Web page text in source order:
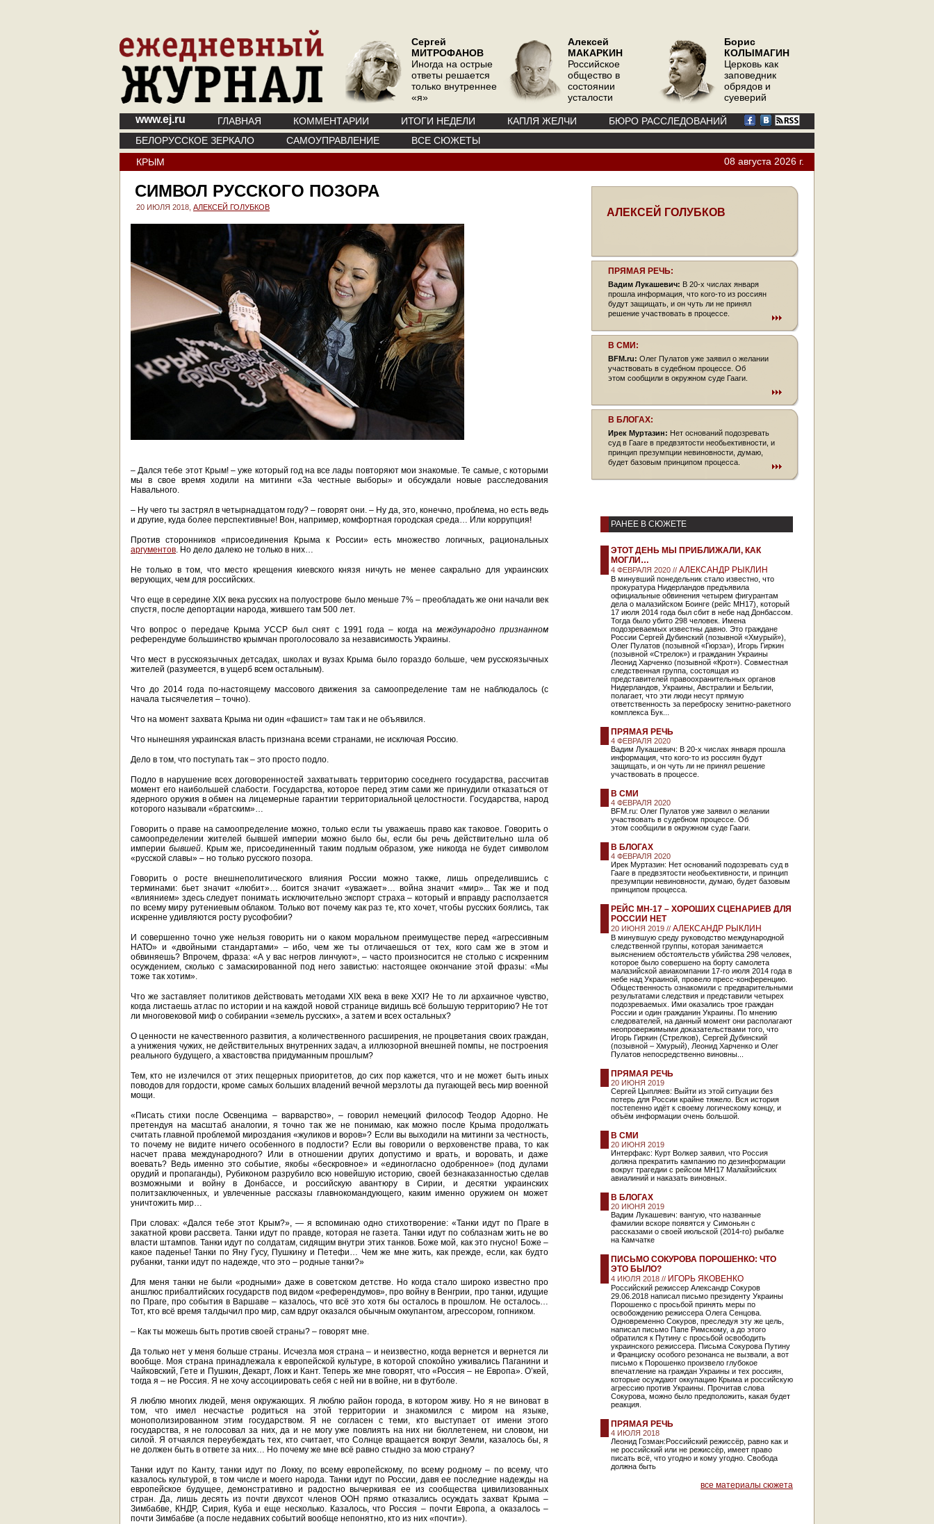
Сергей
МИТРОФАНОВ
Иногда на острые
ответы решается
только внутреннее
«я»
Алексей
МАКАРКИН
Российское
общество в
состоянии
усталости
Борис
КОЛЫМАГИН
Церковь как
заповедник
обрядов и
суеверий
www.ej.ru ГЛАВНАЯ КОММЕНТАРИИ ИТОГИ НЕДЕЛИ КАПЛЯ ЖЕЛЧИ
БЮРО РАССЛЕДОВАНИЙ
БЕЛОРУССКОЕ ЗЕРКАЛО
САМОУПРАВЛЕНИЕ
ВСЕ СЮЖЕТЫ
КРЫМ
08 августа 2026 г.
СИМВОЛ РУССКОГО ПОЗОРА
20 ИЮЛЯ 2018, АЛЕКСЕЙ ГОЛУБКОВ
– Дался тебе этот Крым! – уже который год на все лады повторяют мои знакомые. Те самые, с которыми
мы в свое время ходили на митинги «За честные выборы» и обсуждали новые расследования
Навального.
– Ну чего ты застрял в четырнадцатом году? – говорят они. – Ну да, это, конечно, проблема, но есть ведь
и другие, куда более перспективные! Вон, например, комфортная городская среда… Или коррупция!
Против сторонников «присоединения Крыма к России» есть множество логичных, рациональных
аргументов. Но дело далеко не только в них…
Не только в том, что место крещения киевского князя ничуть не менее сакрально для украинских
верующих, чем для российских.
Что еще в середине XIX века русских на полуострове было меньше 7% – преобладать же они начали век
спустя, после депортации народа, жившего там 500 лет.
Что вопрос о передаче Крыма УССР был снят с 1991 года – когда на международно признанном
референдуме большинство крымчан проголосовало за независимость Украины.
Что мест в русскоязычных детсадах, школах и вузах Крыма было гораздо больше, чем русскоязычных
жителей (разумеется, в ущерб всем остальным).
Что до 2014 года по-настоящему массового движения за самоопределение там не наблюдалось (с
начала тысячелетия – точно).
Что на момент захвата Крыма ни один «фашист» там так и не объявился.
Что нынешняя украинская власть признана всеми странами, не исключая Россию.
Дело в том, что поступать так – это просто подло.
Подло в нарушение всех договоренностей захватывать территорию соседнего государства, рассчитав
момент его наибольшей слабости. Государства, которое перед этим сами же принудили отказаться от
ядерного оружия в обмен на лицемерные гарантии территориальной целостности. Государства, народ
которого называли «братским»…
Говорить о праве на самоопределение можно, только если ты уважаешь право как таковое. Говорить о
самоопределении жителей бывшей империи можно было бы, если бы речь действительно шла об
империи бывшей. Крым же, присоединенный таким подлым образом, уже никогда не будет символом
«русской славы» – но только русского позора.
Говорить о росте внешнеполитического влияния России можно также, лишь определившись с
терминами: бьет значит «любит»… боится значит «уважает»… война значит «мир»... Так же и под
«влиянием» здесь следует понимать исключительно экспорт страха – который и вправду расползается
по всему миру рутениевым облаком. Только вот почему как раз те, кто хочет, чтобы русских боялись, так
искренне удивляются росту русофобии?
И совершенно точно уже нельзя говорить ни о каком моральном преимуществе перед «агрессивным
НАТО» и «двойными стандартами» – ибо, чем же ты отличаешься от тех, кого сам же в этом и
обвиняешь? Впрочем, фраза: «А у вас негров линчуют», – часто произносится не столько с искренним
осуждением, сколько с замаскированной под него завистью: настоящее окончание этой фразы: «Мы
тоже так хотим».
Что же заставляет политиков действовать методами XIX века в веке XXI? Не то ли архаичное чувство,
когда листаешь атлас по истории и на каждой новой странице видишь всё большую территорию? Не тот
ли многовековой миф о собирании «земель русских», а затем и всех остальных?
О ценности не качественного развития, а количественного расширения, не процветания своих граждан,
а унижения чужих, не действительных внутренних задач, а иллюзорной внешней помпы, не построения
реального будущего, а хвастовства придуманным прошлым?
Тем, кто не излечился от этих пещерных приоритетов, до сих пор кажется, что и не может быть иных
поводов для гордости, кроме самых больших владений вечной мерзлоты да пугающей весь мир военной
мощи.
«Писать стихи после Освенцима – варварство», – говорил немецкий философ Теодор Адорно. Не
претендуя на масштаб аналогии, я точно так же не понимаю, как можно после Крыма продолжать
считать главной проблемой мироздания «жуликов и воров»? Если вы выходили на митинги за честность,
то почему не видите ничего особенного в подлости? Если вы говорили о верховенстве права, то как
насчет права международного? Или в отношении других допустимо и врать, и воровать, и даже
воевать? Ведь именно это событие, якобы «бескровное» и «единогласно одобренное» (под дулами
орудий и пропаганды), Рубиконом разрубило всю новейшую историю, своей безнаказанностью сделав
возможными и войну в Донбассе, и российскую авантюру в Сирии, и десятки украинских
политзаключенных, и увлеченные рассказы главнокомандующего, каким именно оружием он может
уничтожить мир…
При словах: «Дался тебе этот Крым?», — я вспоминаю одно стихотворение: «Танки идут по Праге в
закатной крови рассвета. Танки идут по правде, которая не газета. Танки идут по соблазнам жить не во
власти штампов. Танки идут по солдатам, сидящим внутри этих танков. Боже мой, как это гнусно! Боже –
какое паденье! Танки по Яну Гусу, Пушкину и Петефи… Чем же мне жить, как прежде, если, как будто
рубанки, танки идут по надежде, что это – родные танки?»
Для меня танки не были «родными» даже в советском детстве. Но когда стало широко известно про
аншлюс прибалтийских государств под видом «референдумов», про войну в Венгрии, про танки, идущие
по Праге, про события в Варшаве – казалось, что всё это хотя бы осталось в прошлом. Не осталось…
Тот, кто всё время талдычил про мир, сам вдруг оказался обычным оккупантом, агрессором, гопником.
– Как ты можешь быть против своей страны? – говорят мне.
Да только нет у меня больше страны. Исчезла моя страна – и неизвестно, когда вернется и вернется ли
вообще. Моя страна принадлежала к европейской культуре, в которой спокойно уживались Паганини и
Чайковский, Гете и Пушкин, Декарт, Локк и Кант. Теперь же мне говорят, что «Россия – не Европа». О’кей,
тогда я – не Россия. Я не хочу ассоциировать себя с ней ни в войне, ни в футболе.
Я люблю многих людей, меня окружающих. Я люблю район города, в котором живу. Но я не виноват в
том, что имел несчастье родиться на этой территории и знакомился с миром на языке,
монополизированном этим государством. Я не согласен с теми, кто выступает от имени этого
государства, я не голосовал за них, да и не могу уже повлиять на них ни бюллетенем, ни словом, ни
силой. Я отчаялся переубеждать тех, кто считает, что Солнце вращается вокруг Земли, казалось бы, я
не должен быть в ответе за них… Но почему же мне всё равно стыдно за мою страну?
Танки идут по Канту, танки идут по Локку, по всему европейскому, по всему родному – по всему, что
казалось культурой, в том числе и моего народа. Танки идут по России, давя ее последние надежды на
европейское будущее, демонстративно и радостно вычеркивая ее из сообщества цивилизованных
стран. Да, лишь десять из почти двухсот членов ООН прямо отказались осуждать захват Крыма –
Зимбабве, КНДР, Сирия, Куба и еще несколько. Казалось, что Россия – почти Европа, а оказалось –
почти Зимбабве (а после недавних событий вообще непонятно, кто из них «почти»).
АЛЕКСЕЙ ГОЛУБКОВ
ПРЯМАЯ РЕЧЬ:
Вадим Лукашевич: В 20-х числах января
прошла информация, что кого-то из россиян
будут защищать, и он чуть ли не принял
решение участвовать в процессе.
В СМИ:
BFM.ru: Олег Пулатов уже заявил о желании
участвовать в судебном процессе. Об
этом сообщили в окружном суде Гааги.
В БЛОГАХ:
Ирек Муртазин: Нет оснований подозревать
суд в Гааге в предвзятости необьективности, и
принцип презумпции невиновности, думаю,
будет базовым принципом процесса.
РАНЕЕ В СЮЖЕТЕ
ЭТОТ ДЕНЬ МЫ ПРИБЛИЖАЛИ, КАК
МОГЛИ…
4 ФЕВРАЛЯ 2020 // АЛЕКСАНДР РЫКЛИН
В минувший понедельник стало известно, что
прокуратура Нидерландов предъявила
официальные обвинения четырем фигурантам
дела о малазийском Боинге (рейс MH17), который
17 июля 2014 года был сбит в небе над Донбассом.
Тогда было убито 298 человек. Имена
подозреваемых известны давно. Это граждане
России Сергей Дубинский (позывной «Хмурый»),
Олег Пулатов (позывной «Гюрза»), Игорь Гиркин
(позывной «Стрелок») и гражданин Украины
Леонид Харченко (позывной «Крот»). Совместная
следственная группа, состоящая из
представителей правоохранительных органов
Нидерландов, Украины, Австралии и Бельгии,
полагает, что эти люди несут прямую
ответственность за переброску зенитно-ракетного
комплекса Бук...
ПРЯМАЯ РЕЧЬ
4 ФЕВРАЛЯ 2020
Вадим Лукашевич: В 20-х числах января прошла
информация, что кого-то из россиян будут
защищать, и он чуть ли не принял решение
участвовать в процессе.
В СМИ
4 ФЕВРАЛЯ 2020
BFM.ru: Олег Пулатов уже заявил о желании
участвовать в судебном процессе. Об
этом сообщили в окружном суде Гааги.
В БЛОГАХ
4 ФЕВРАЛЯ 2020
Ирек Муртазин: Нет оснований подозревать суд в
Гааге в предвзятости необьективности, и принцип
презумпции невиновности, думаю, будет базовым
принципом процесса.
РЕЙС МН-17 – ХОРОШИХ СЦЕНАРИЕВ ДЛЯ
РОССИИ НЕТ
20 ИЮНЯ 2019 // АЛЕКСАНДР РЫКЛИН
В минувшую среду руководство международной
следственной группы, которая занимается
выяснением обстоятельств убийства 298 человек,
которое было совершено на борту самолета
малазийской авиакомпании 17-го июля 2014 года в
небе над Украиной, провело пресс-конференцию.
Общественность ознакомили с предварительными
результатами следствия и представили четырех
подозреваемых. Ими оказались трое граждан
России и один гражданин Украины. По мнению
следователей, на данный момент они располагают
неопровержимыми доказательствами того, что
Игорь Гиркин (Стрелков), Сергей Дубинский
(позывной – Хмурый), Леонид Харченко и Олег
Пулатов непосредственно виновны...
ПРЯМАЯ РЕЧЬ
20 ИЮНЯ 2019
Сергей Цыпляев: Выйти из этой ситуации без
потерь для России крайне тяжело. Вся история
постепенно идёт к своему логическому концу, и
объём информации очень большой.
В СМИ
20 ИЮНЯ 2019
Интерфакс: Курт Волкер заявил, что Россия
должна прекратить кампанию по дезинформации
вокруг трагедии с рейсом MH17 Малайзийских
авиалиний и наказать виновных.
В БЛОГАХ
20 ИЮНЯ 2019
Вадим Лукашевич: вангую, что названные
фамилии вскоре появятся у Симоньян с
рассказами о своей июльской (2014-го) рыбалке
на Камчатке
ПИСЬМО СОКУРОВА ПОРОШЕНКО: ЧТО
ЭТО БЫЛО?
4 ИЮЛЯ 2018 // ИГОРЬ ЯКОВЕНКО
Российский режиссер Александр Сокуров
29.06.2018 написал письмо президенту Украины
Порошенко с просьбой принять меры по
освобождению режиссера Олега Сенцова.
Одновременно Сокуров, преследуя эту же цель,
написал письмо Папе Римскому, а до этого
обратился к Путину с просьбой освободить
украинского режиссера. Письма Сокурова Путину
и Франциску особого резонанса не вызвали, а вот
письмо к Порошенко произвело глубокое
впечатление на граждан Украины и тех россиян,
которые осуждают оккупацию Крыма и российскую
агрессию против Украины. Прочитав слова
Сокурова, можно было предположить, какая будет
реакция.
ПРЯМАЯ РЕЧЬ
4 ИЮЛЯ 2018
Леонид Гозман:Российский режиссёр, равно как и
не российский или не режиссёр, имеет право
писать всё, что угодно и кому угодно. Свобода
должна быть
все материалы сюжета